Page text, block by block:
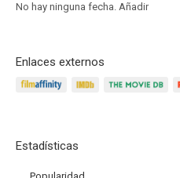
No hay ninguna fecha. Añadir
Enlaces externos
Estadísticas